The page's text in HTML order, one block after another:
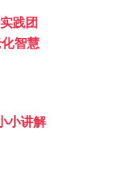
践团
智慧
小讲解